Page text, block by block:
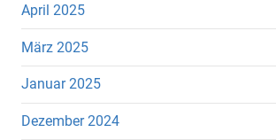
April 2025
März 2025
Januar 2025
Dezember 2024